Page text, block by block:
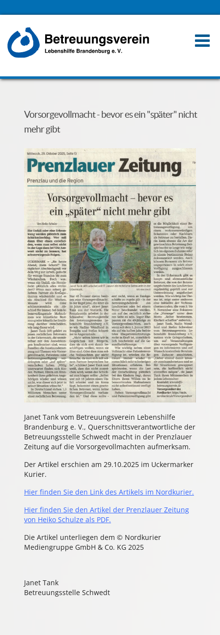
Vorsorgevollmacht - bevor es ein "später" nicht
mehr gibt
Janet Tank vom Betreuungsverein Lebenshilfe
Brandenburg e. V., Querschnittsverantwortliche der
Betreuungsstelle Schwedt macht in der Prenzlauer
Zeitung auf die Vorsorgevollmachten aufmerksam.
Der Artikel erschien am 29.10.2025 im Uckermarker
Kurier.
Hier finden Sie den Link des Artikels im Nordkurier.
Hier finden Sie den Artikel der Prenzlauer Zeitung
von Heiko Schulze als PDF.
Die Artikel unterliegen dem © Nordkurier
Mediengruppe GmbH & Co. KG 2025
Janet Tank
Betreuungsstelle Schwedt